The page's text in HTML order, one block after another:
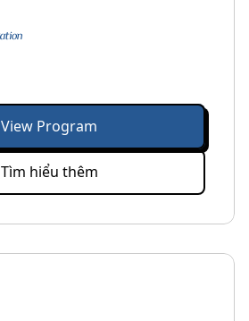
View Program
Tìm hiểu thêm